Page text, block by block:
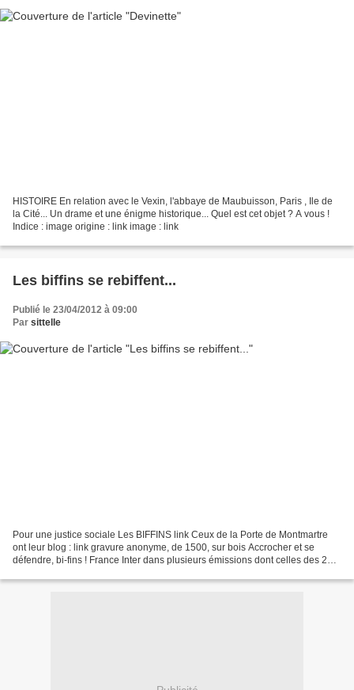
HISTOIRE En relation avec le Vexin, l'abbaye de Maubuisson, Paris , Ile de
la Cité... Un drame et une énigme historique... Quel est cet objet ? A vous !
Indice : image origine : link image : link
Les biffins se rebiffent...
Publié le 23/04/2012 à 09:00
Par sittelle
Pour une justice sociale Les BIFFINS link Ceux de la Porte de Montmartre
ont leur blog : link gravure anonyme, de 1500, sur bois Accrocher et se
défendre, bi-fins ! France Inter dans plusieurs émissions dont celles des 22